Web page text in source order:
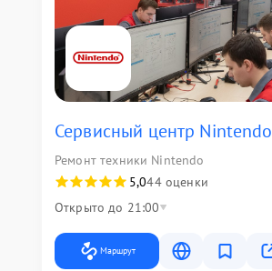
Сервисный центр Nintendo
Ремонт техники Nintendo
5,044 оценки
Открыто до 21:00
Маршрут